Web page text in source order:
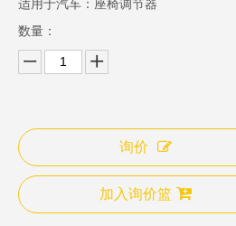
适用于汽车：座椅调节器
数量：
询价
加入询价篮